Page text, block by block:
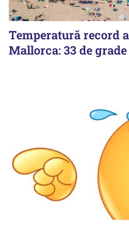
Temperatură record
Mallorca: 33 de